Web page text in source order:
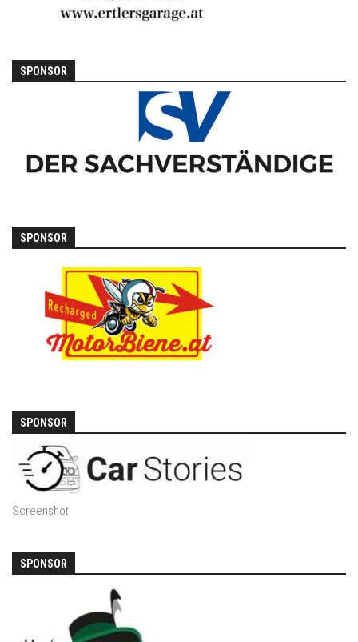
SPONSOR
SPONSOR
SPONSOR
Screenshot
SPONSOR